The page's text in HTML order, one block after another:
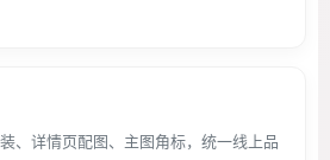
、详情页配图、主图角标，统一线上品